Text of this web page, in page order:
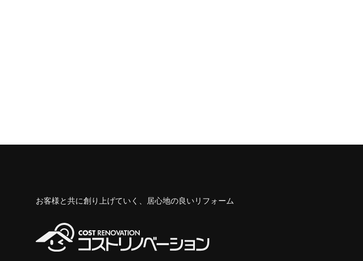
お客様と共に創り上げていく、居心地の良いリフォーム